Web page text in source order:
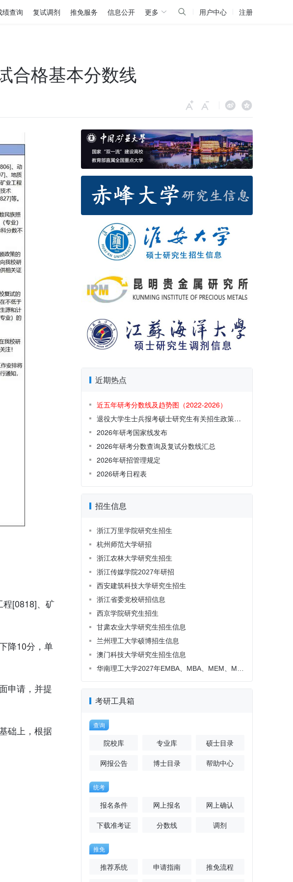
绩查询 复试调剂 推免服务 信息公开 更多 用户中心 注册
合格基本分数线
程[0818]、矿
降10分，单
申请，并提
础上，根据
近期热点
近五年研考分数线及趋势图（2022-2026）
退役大学生士兵报考硕士研究生有关招生政策解读
2026年研考国家线发布
2026年研考分数查询及复试分数线汇总
2026年研招管理规定
2026研考日程表
招生信息
考研工具箱
查询
院校库 专业库 硕士目录
网报公告 博士目录 帮助中心
统考
报名条件 网上报名 网上确认
下载准考证 分数线 调剂
推免
推荐系统 申请指南 推免流程